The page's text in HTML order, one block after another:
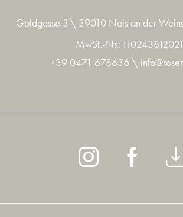
Goldgasse 3\ 39010 Nals an der
MwSt.-Nr.:
+39 0471 678636 \